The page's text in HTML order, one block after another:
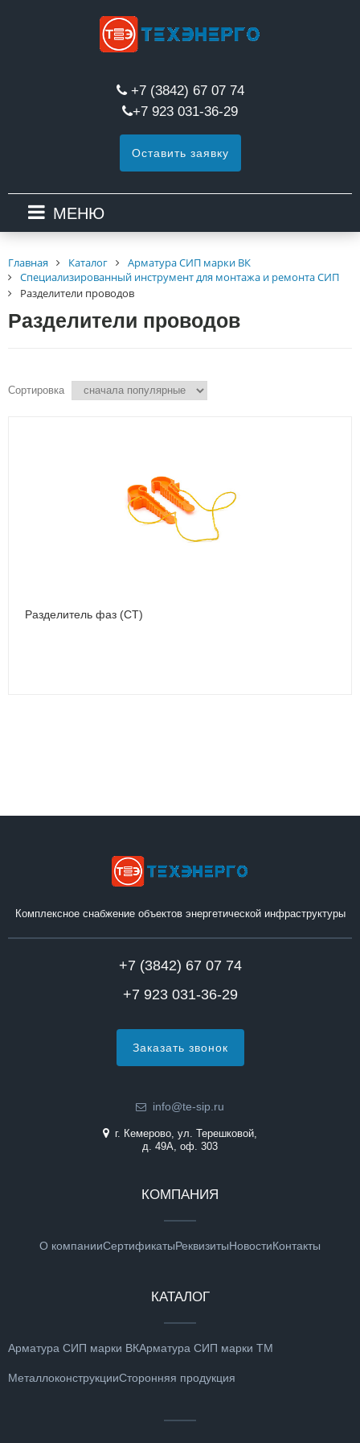
+7 (3842) 67 07 74
+7 923 031-36-29
Оставить заявку
МЕНЮ
Главная Каталог
Арматура СИП марки ВК
Специализированный инструмент для монтажа и ремонта СИП
Разделители проводов
Разделители проводов
Сортировка
Разделитель фаз (CT)
Комплексное снабжение объектов энергетической инфраструктуры
+7 (3842) 67 07 74
+7 923 031-36-29
Заказать звонок
info@te-sip.ru
г. Кемерово, ул. Терешковой,
д. 49А, оф. 303
КОМПАНИЯ
О компанииСертификатыРеквизитыНовостиКонтакты
КАТАЛОГ
Арматура СИП марки ВКАрматура СИП марки ТМ
МеталлоконструкцииСторонняя продукция